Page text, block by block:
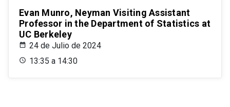
Evan Munro, Neyman Visiting Assistant
Professor in the Department of Statistics at
UC Berkeley
24 de Julio de 2024
13:35 a 14:30